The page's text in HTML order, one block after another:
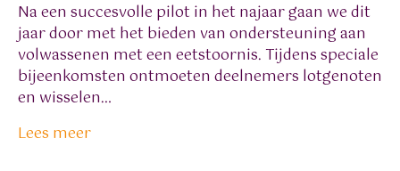
Na een succesvolle pilot in het najaar gaan we dit
jaar door met het bieden van ondersteuning aan
volwassenen met een eetstoornis. Tijdens speciale
bijeenkomsten ontmoeten deelnemers lotgenoten
en wisselen…
Lees meer